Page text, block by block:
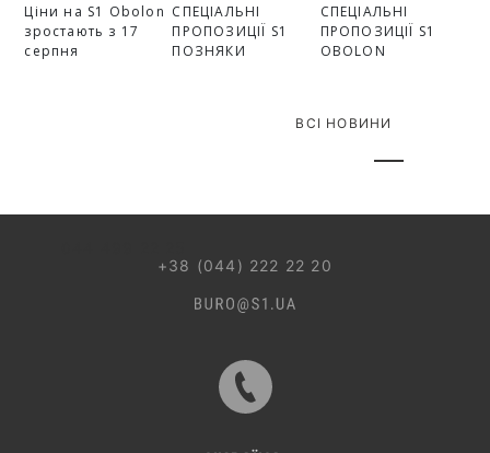
Ціни на S1 Obolon
зростають з 17
серпня
СПЕЦІАЛЬНІ
ПРОПОЗИЦІЇ S1
ПОЗНЯКИ
СПЕЦІАЛЬНІ
ПРОПОЗИЦІЇ S1
OBOLON
ВСІ НОВИНИ
+38 (044) 222 22 20